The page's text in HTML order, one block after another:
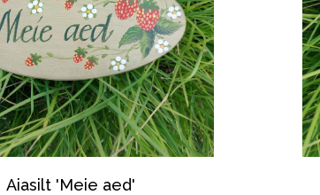
Aiasilt 'Meie aed'